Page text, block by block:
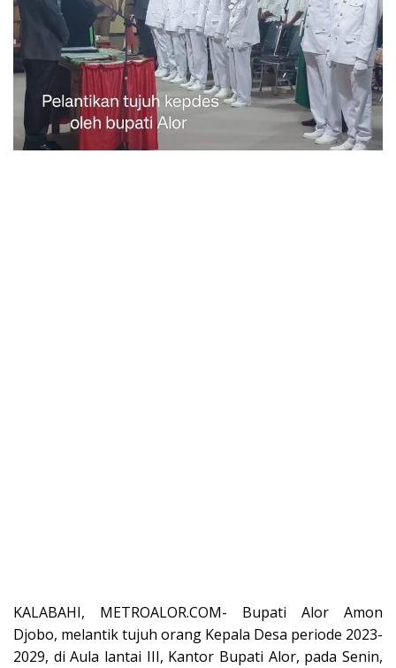
KALABAHI, METROALOR.COM- Bupati Alor Amon
Djobo, melantik tujuh orang Kepala Desa periode 2023-
2029, di Aula lantai III, Kantor Bupati Alor, pada Senin,